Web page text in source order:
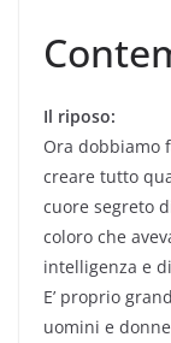
Il riposo:
Ora dobbiamo
creare tutto
cuore segreto
coloro che
intelligenza e
E’ proprio
uomini e